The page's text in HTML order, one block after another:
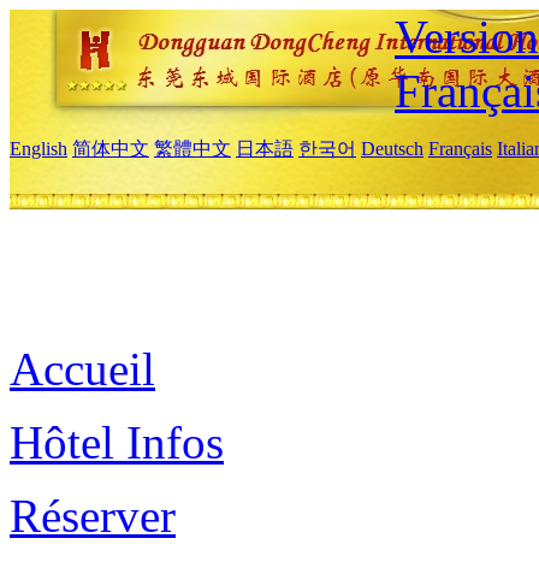
English 简体中文 繁體中文 日本語 한국어 Deutsch Français
Accueil
Hôtel Infos
Réserver